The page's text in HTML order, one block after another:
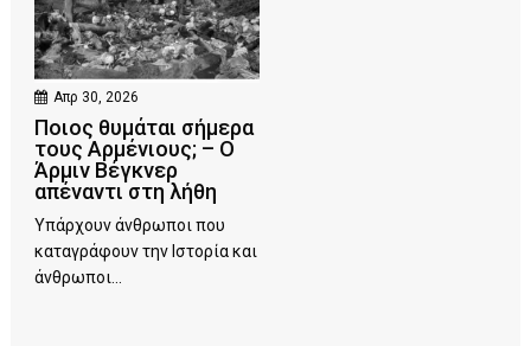
Απρ 30, 2026
Ποιος θυμάται σήμερα
τους Αρμένιους; – Ο
Άρμιν Βέγκνερ
απέναντι στη λήθη
Υπάρχουν άνθρωποι που
καταγράφουν την Ιστορία και
άνθρωποι...